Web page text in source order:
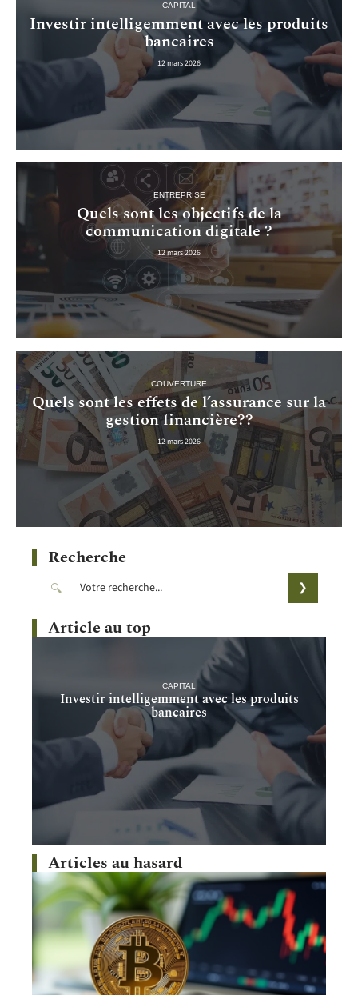
CAPITAL
Investir intelligemment avec les produits
bancaires
12 mars 2026
ENTREPRISE
Quels sont les objectifs de la
communication digitale ?
12 mars 2026
COUVERTURE
Quels sont les effets de l’assurance sur la
gestion financière??
12 mars 2026
Recherche
Article au top
CAPITAL
Investir intelligemment avec les produits
bancaires
Articles au hasard